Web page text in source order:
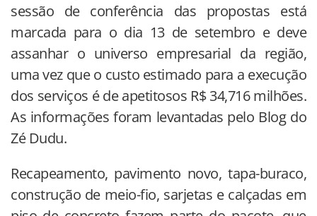
sessão de conferência das propostas está
marcada para o dia 13 de setembro e deve
assanhar o universo empresarial da região,
uma vez que o custo estimado para a execução
dos serviços é de apetitosos R$ 34,716 milhões.
As informações foram levantadas pelo Blog do
Zé Dudu.
Recapeamento, pavimento novo, tapa-buraco,
construção de meio-fio, sarjetas e calçadas em